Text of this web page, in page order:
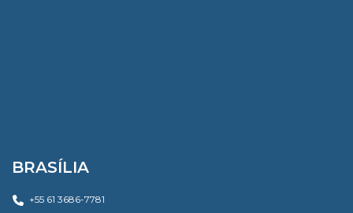
BRASÍLIA
+55 61 3686-7781